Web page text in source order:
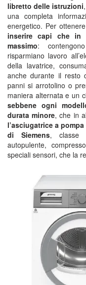
libretto delle istruzioni
una completa
energetico. Per
inserire capi che in
massimo:
risparmiano lavoro
della lavatrice,
anche durante il resto
panni si arrotolino o
maniera alternata e un
sebbene ogni
durata minore, che in
l’asciugatrice a
di Siemens, classe
autopulente,
speciali sensori, che la